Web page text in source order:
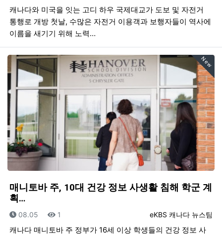
캐나다와 미국을 잇는 고디 하우 국제대교가 도보 및 자전거
통행로 개방 첫날, 수많은 자전거 이용객과 보행자들이 역사에
이름을 새기기 위해 노력…
New
매니토바 주, 10대 건강 정보 사생활 침해 학군 계
획…
등록자
eKBS 캐나다 뉴스팀
등록일
08.05 조회
1
캐나다 매니토바 주 정부가 16세 이상 학생들의 건강 정보 사